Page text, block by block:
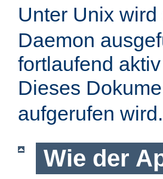
Unter Unix wird
Daemon
fortlaufend
Dieses
aufgerufen wird.
Wie der